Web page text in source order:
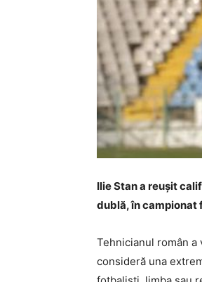
Ilie Stan a reușit
dublă, în campionat
Tehnicianul român
consideră una